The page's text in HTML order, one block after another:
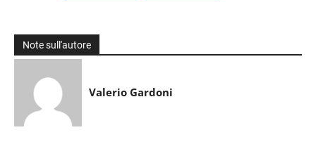
Note sull'autore
Valerio Gardoni